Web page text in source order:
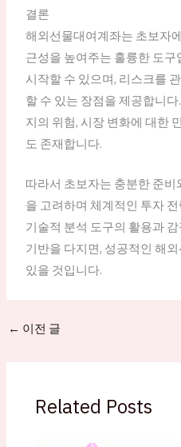
결론
해외선물대여계좌는 초보자
근성을 높여주는 훌륭한 도
시작할 수 있으며, 리스크를
할 수 있는 장점을 제공합니
지의 위험, 시장 변화에 대한
도 존재합니다.
따라서 초보자는 충분한 준
을 고려하며 체계적인 투자
기술적 분석 도구의 활용과
기반을 다지면, 성공적인 해
있을 것입니다.
← 이전 글
Related Posts